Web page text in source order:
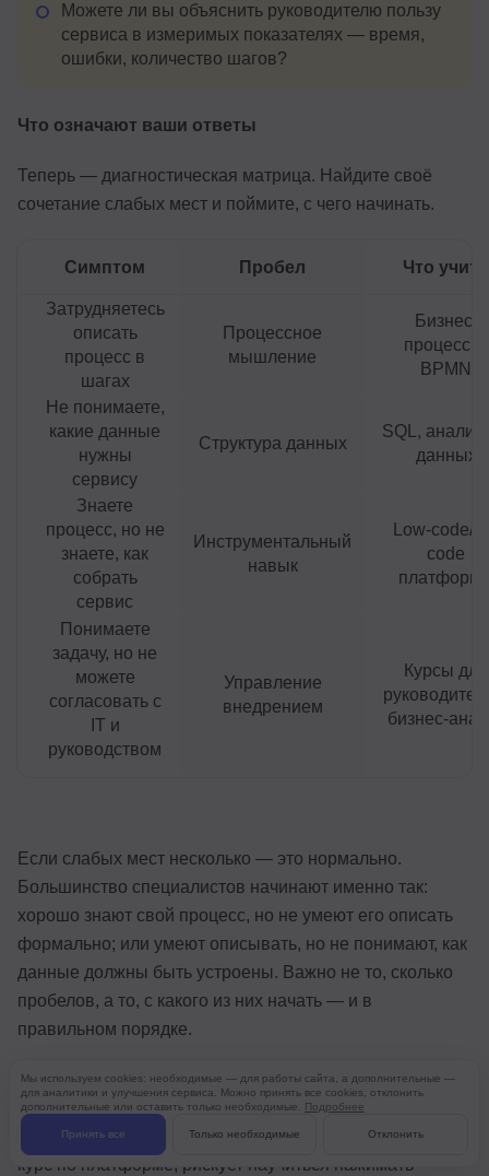
Можете ли вы объяснить руководителю пользу
сервиса в измеримых показателях — время,
ошибки, количество шагов?
Что означают ваши ответы
Теперь — диагностическая матрица. Найдите своё
сочетание слабых мест и поймите, с чего начинать.
Симптом Пробел Что учить
Затрудняетесь
описать
процесс в
шагах
Процессное
мышление
Бизнес-
процессы,
BPMN
Не понимаете,
какие данные
нужны
сервису
Структура данных
SQL,
данных
Знаете
процесс, но не
знаете, как
собрать
сервис
Инструментальный
навык
Low-code/
code
Понимаете
задачу, но не
можете
согласовать с
IT и
руководством
Управление
внедрением
Курсы для
бизнес-
Если слабых мест несколько — это нормально.
Большинство специалистов начинают именно так:
хорошо знают свой процесс, но не умеют его описать
формально; или умеют описывать, но не понимают, как
данные должны быть устроены. Важно не то, сколько
пробелов, а то, с какого из них начать — и в
правильном порядке.
Универсальное правило здесь простое: сначала
процесс, потом данные, потом инструмент. Специалист,
который пропускает первые два шага и сразу идёт на
курс по платформе, рискует научиться нажимать
Мы используем cookies: необходимые — для работы сайта, а дополнительные —
для аналитики и улучшения сервиса. Можно принять все cookies, отклонить
дополнительные или оставить только необходимые. Подробнее
Принять все Только необходимые Отклонить